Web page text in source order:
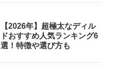
【2026年】超極太なディル
ドおすすめ人気ランキング6
選！特徴や選び方も